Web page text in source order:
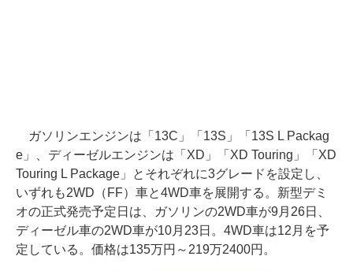
ガソリンエンジンは「13C」「13S」「13S L Packag
e」、ディーゼルエンジンは「XD」「XD Touring」「XD
Touring L Package」とそれぞれに3グレードを設定し、
いずれも2WD（FF）車と4WD車を展開する。新型デミ
オの正式発売予定日は、ガソリンの2WD車が9月26日、
ディーゼル車の2WD車が10月23日。4WD車は12月を予
定している。価格は135万円～219万2400円。